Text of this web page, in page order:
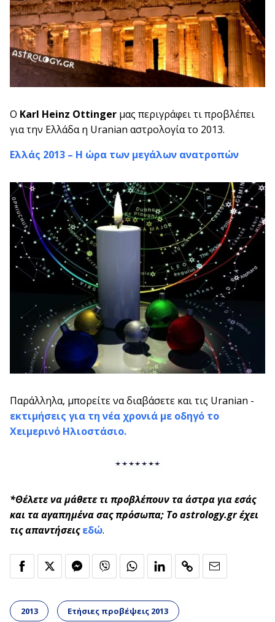
O Karl Heinz Ottinger μας περιγράφει τι προβλέπει
για την Ελλάδα η Uranian αστρολογία το 2013.
Ελλάς 2013 – Η ώρα των μεγάλων ανατροπών
Παράλληλα, μπορείτε να διαβάσετε και τις Uranian -
εκτιμήσεις για τη νέα χρονιά με οδηγό το
Χειμερινό Ηλιοστάσιο.
*Θέλετε να μάθετε τι προβλέπουν τα άστρα για εσάς
και τα αγαπημένα σας πρόσωπα; Το astrology.gr έχει
τις απαντήσεις εδώ.
2013 Ετήσιες προβέψεις 2013